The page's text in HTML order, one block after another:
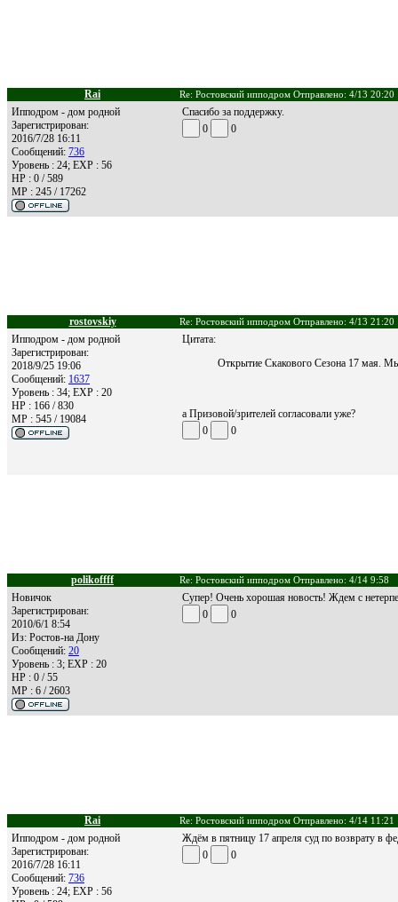
Rai Re: Ростовский ипподром Отправлено: 4/13 20:20
Ипподром - дом родной
Зарегистрирован:
2016/7/28 16:11
Сообщений: 736
Уровень : 24; EXP : 56
HP : 0 / 589
MP : 245 / 17262
Спасибо за поддержку.
0
0
rostovskiy Re: Ростовский ипподром Отправлено: 4/13 21:20
Ипподром - дом родной
Зарегистрирован:
2018/9/25 19:06
Сообщений: 1637
Уровень : 34; EXP : 20
HP : 166 / 830
MP : 545 / 19084
Цитата:
Открытие Скакового Сезона 17 мая.
а Призовой/зрителей согласовали уже?
0
0
polikoffff Re: Ростовский ипподром Отправлено: 4/14 9:58
Новичок
Зарегистрирован:
2010/6/1 8:54
Из: Ростов-на Дону
Сообщений: 20
Уровень : 3; EXP : 20
HP : 0 / 55
MP : 6 / 2603
Супер! Очень хорошая новость! Ждем с
0
0
Rai Re: Ростовский ипподром Отправлено: 4/14 11:21
Ипподром - дом родной
Зарегистрирован:
2016/7/28 16:11
Сообщений: 736
Уровень : 24; EXP : 56
Ждём в пятницу 17 апреля суд по возврату в
0
0